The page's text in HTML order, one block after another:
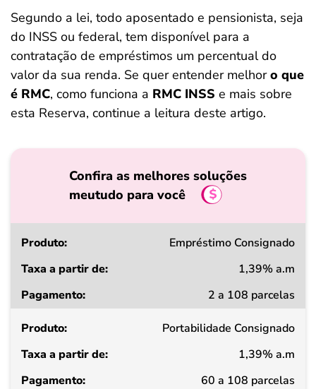
Segundo a lei, todo aposentado e pensionista, seja
do INSS ou federal, tem disponível para a
contratação de empréstimos um percentual do
valor da sua renda. Se quer entender melhoro que
é RMC, como funciona a RMC INSS e mais sobre
esta Reserva, continue a leitura deste artigo.
Confira as melhores soluções
meutudo para você
Produto
Taxa
a
de
Pagamento
Empréstimo Consignado
1,39% a.m
2 a 108 parcelas
Portabilidade Consignado
1,39% a.m
60 a 108 parcelas